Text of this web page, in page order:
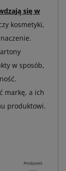
się w
kosmetyki,
w sposób,
markę, a ich
produktowi.